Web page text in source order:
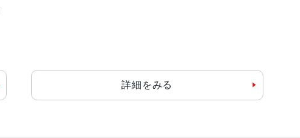
詳細をみる